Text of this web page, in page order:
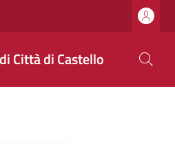
Città di Castello